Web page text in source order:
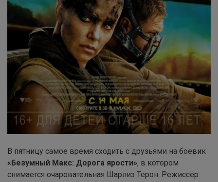
В пятницу самое время сходить с друзьями на боевик
«Безумный Макс: Дорога ярости», в котором
снимается очаровательная Шарлиз Терон. Режиссёр